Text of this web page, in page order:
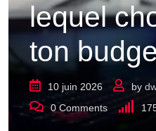
lequel
ton
10 juin 2026 by
0 Comments